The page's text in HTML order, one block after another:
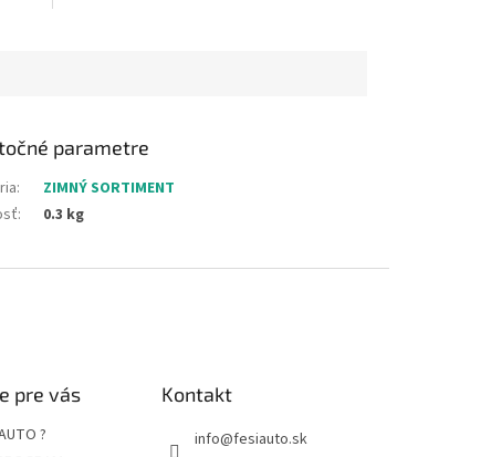
parametre
:
ZIMNÝ SORTIMENT
: 0.3 kg
pre vás
?
Kontakt
info@fesiauto.sk